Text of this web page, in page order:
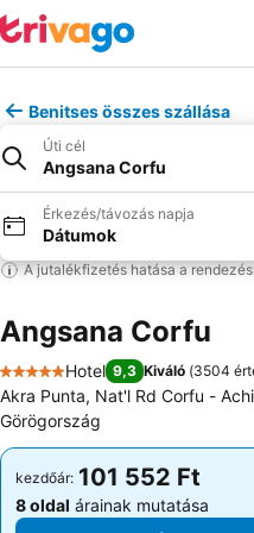
Benitses összes szállása
Úti cél
Angsana Corfu
Érkezés/távozás napja
Dátumok
A jutalékfizetés hatása a
Angsana Corfu
5 Kategória
Hotel 9,3 Kiváló (3504
Akra Punta, Nat'l Rd Corfu -
Görögország
kezdőár: 101 552 Ft
8 oldal árainak mutatása
kezdőár: 101 552 Ft
8 oldal árainak mutatása